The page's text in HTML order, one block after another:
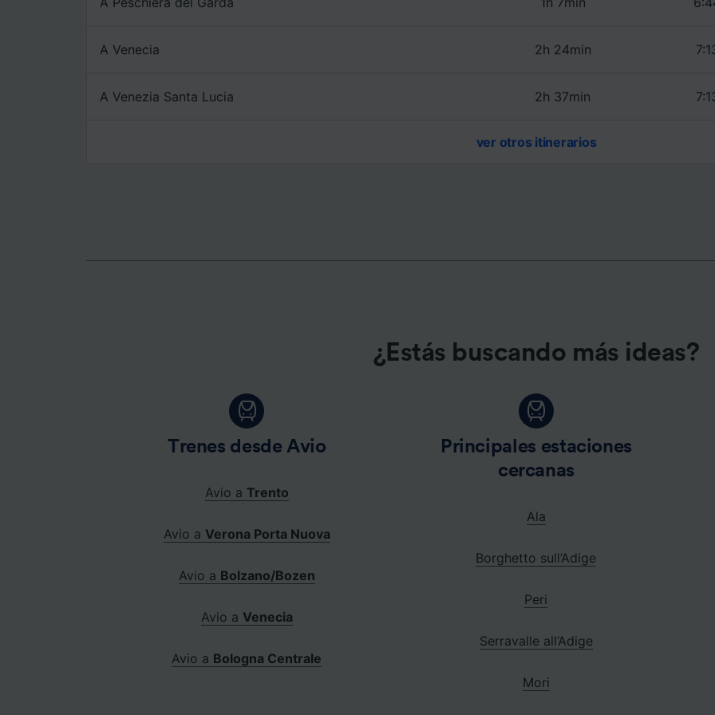
A Venecia 2h 24min
A Venezia Santa Lucia 2h 37min
ver otros itinerarios
¿Estás buscando más ideas?
Trenes desde Avio
Avio a Trento
Avio a Verona Porta Nuova
Avio a Bolzano/Bozen
Avio a Venecia
Avio a Bologna Centrale
Principales estaciones
cercanas
Ala
Borghetto sull’Adige
Peri
Serravalle all’Adige
Mori